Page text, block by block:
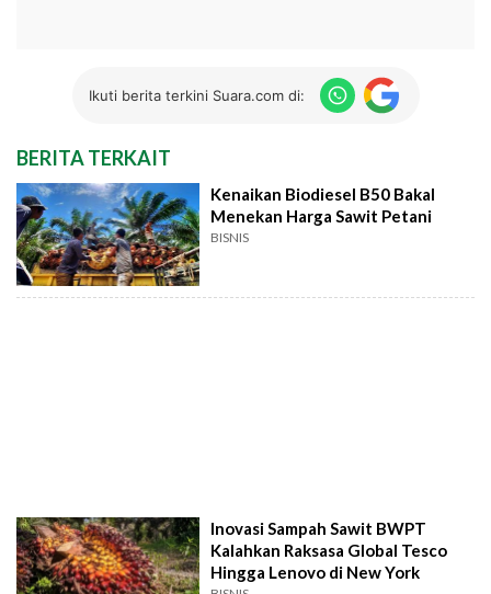
Ikuti berita terkini Suara.com di:
BERITA TERKAIT
Kenaikan Biodiesel B50 Bakal
Menekan Harga Sawit Petani
BISNIS
Inovasi Sampah Sawit BWPT
Kalahkan Raksasa Global Tesco
Hingga Lenovo di New York